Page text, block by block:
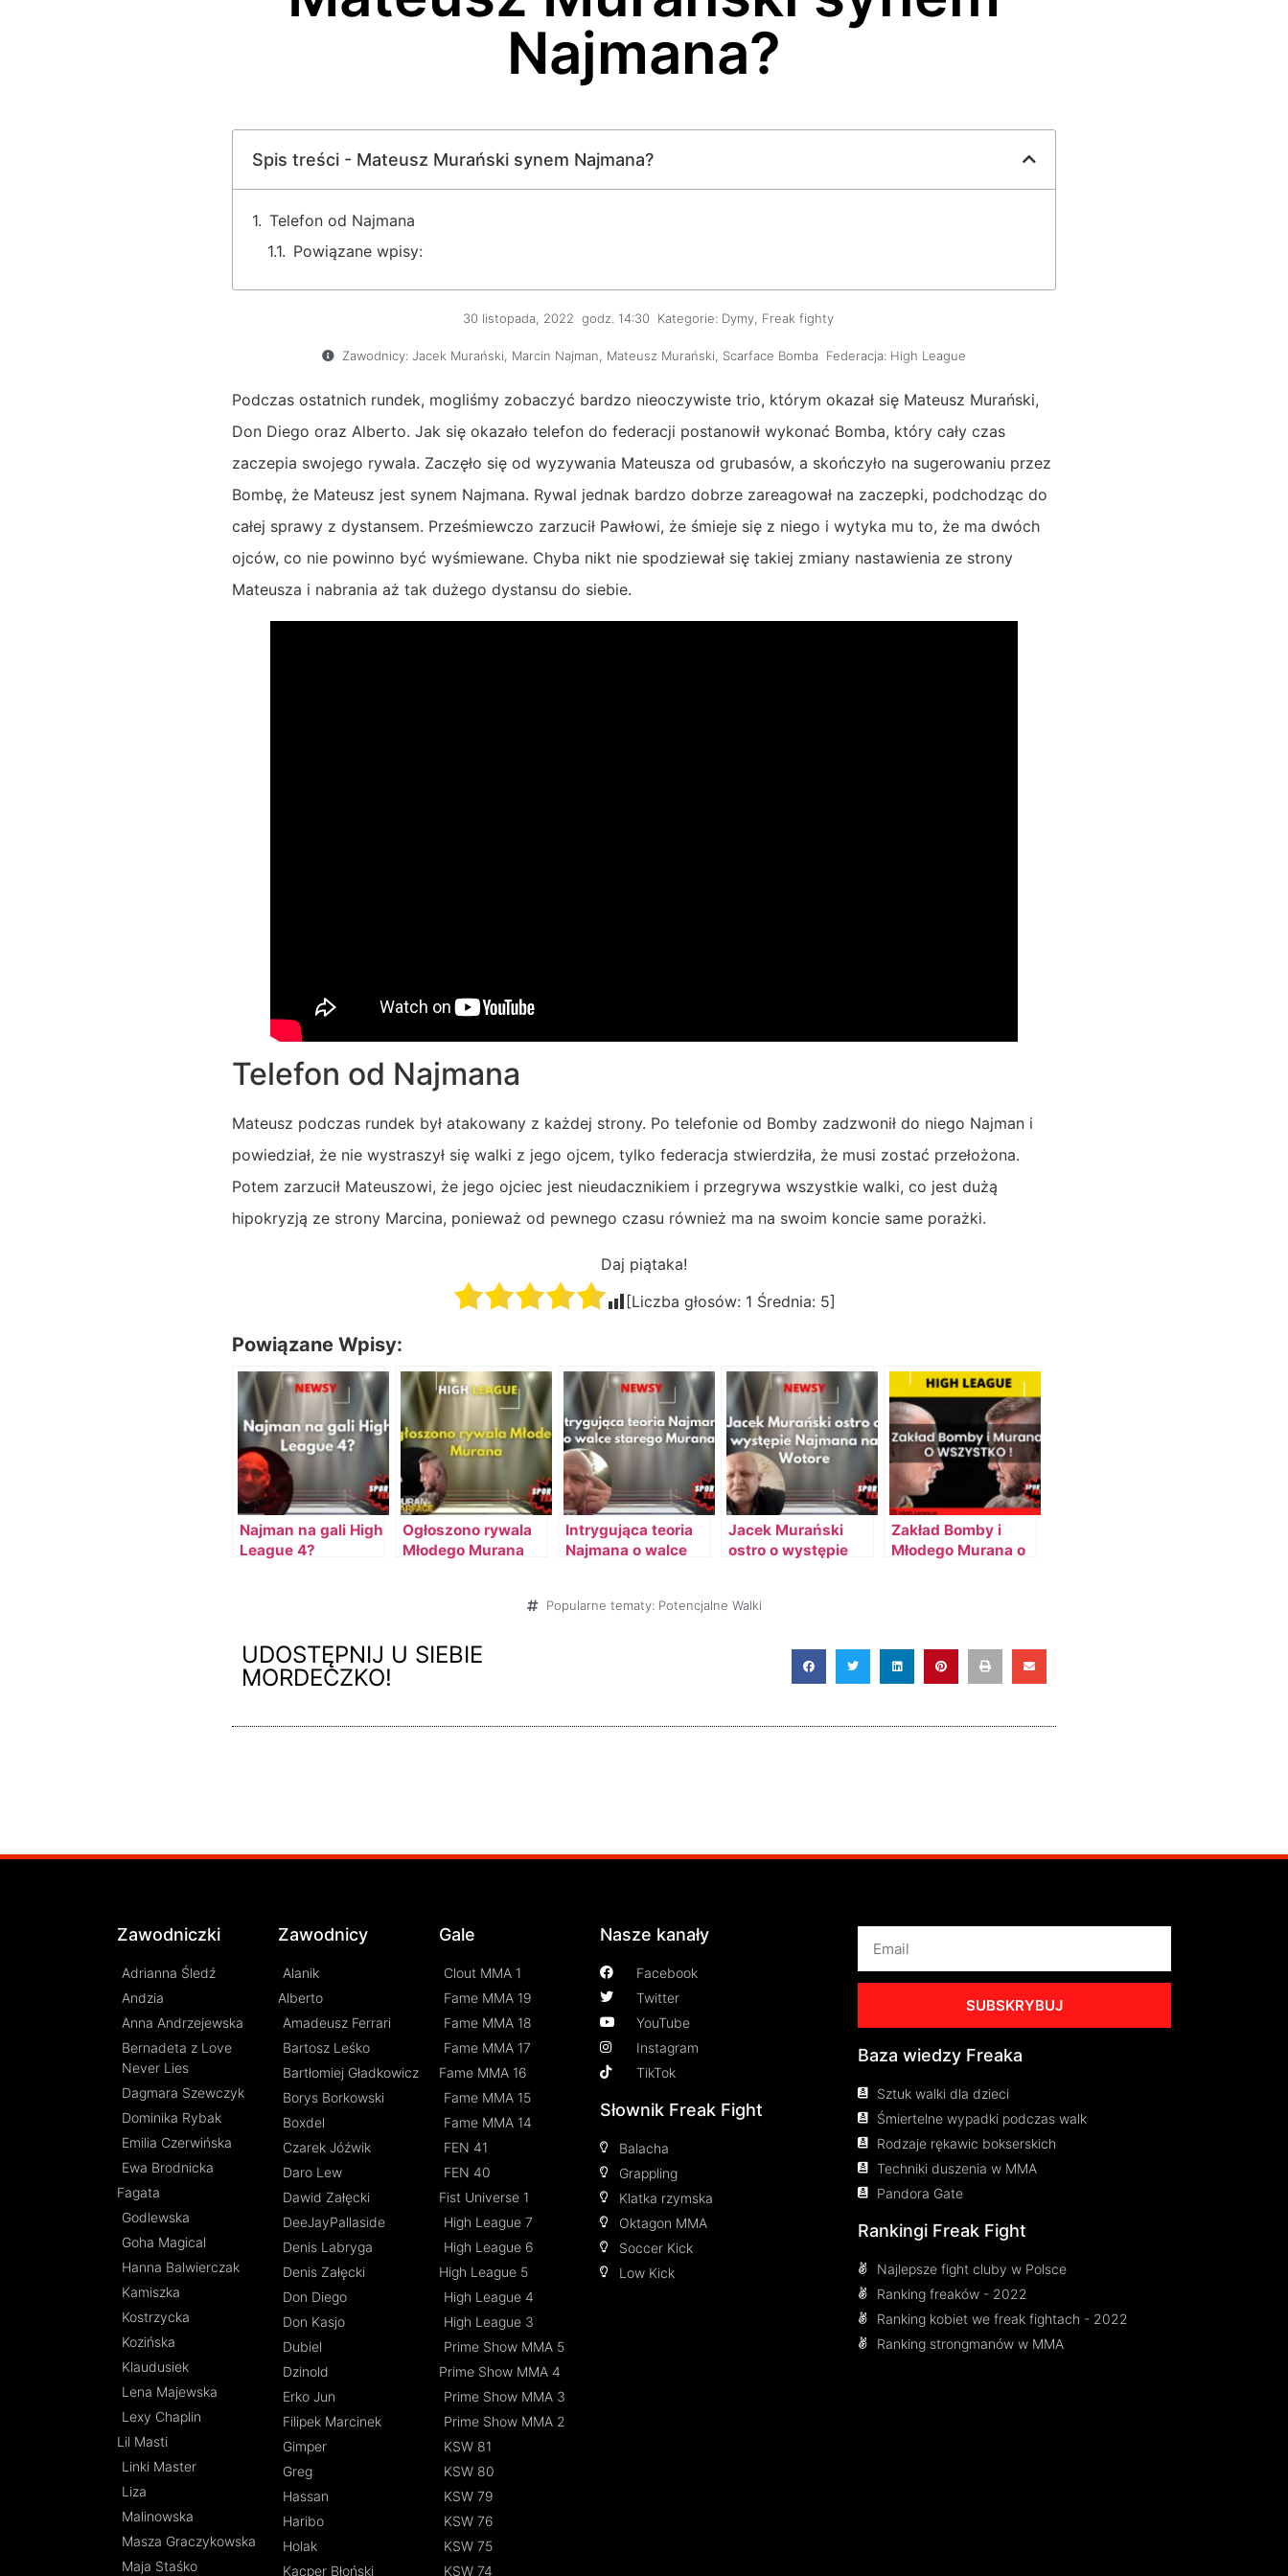
Najmana?
Spis treści - Mateusz Murański synem Najmana?
Telefon od Najmana
Powiązane wpisy:
30 listopada, 2022 godz. 14:30 Kategorie: Dymy, Freak fighty
Zawodnicy: Jacek Murański Marcin Najman Mateusz Murański Scarface Bomba Federacja: High League
Podczas ostatnich rundek, mogliśmy zobaczyć bardzo nieoczywiste trio, którym okazał się Mateusz Murański,
Don Diego oraz Alberto. Jak się okazało telefon do federacji postanowił wykonać Bomba, który cały czas
zaczepia swojego rywala. Zaczęło się od wyzywania Mateusza od grubasów, a skończyło na sugerowaniu przez
Bombę, że Mateusz jest synem Najmana. Rywal jednak bardzo dobrze zareagował na zaczepki, podchodząc do
całej sprawy z dystansem. Prześmiewczo zarzucił Pawłowi, że śmieje się z niego i wytyka mu to, że ma dwóch
ojców, co nie powinno być wyśmiewane. Chyba nikt nie spodziewał się takiej zmiany nastawienia ze strony
Mateusza i nabrania aż tak dużego dystansu do siebie.
Telefon od Najmana
Mateusz podczas rundek był atakowany z każdej strony. Po telefonie od Bomby zadzwonił do niego Najman i
powiedział, że nie wystraszył się walki z jego ojcem, tylko federacja stwierdziła, że musi zostać przełożona.
Potem zarzucił Mateuszowi, że jego ojciec jest nieudacznikiem i przegrywa wszystkie walki, co jest dużą
hipokryzją ze strony Marcina, ponieważ od pewnego czasu również ma na swoim koncie same porażki.
Daj piątaka!
[Liczba głosów: 1 Średnia: 5]
Powiązane Wpisy:
Najman na gali High
League 4?
Ogłoszono rywala
Młodego Murana
Intrygująca teoria
Najmana o walce
Jacek Murański
ostro o występie
Zakład Bomby i
Młodego Murana o
Popularne tematy: Potencjalne Walki
UDOSTĘPNIJ U SIEBIE
MORDECZKO!
Zawodniczki
Adrianna Śledź
Andzia
Anna Andrzejewska
Bernadeta z Love
Never Lies
Dagmara Szewczyk
Dominika Rybak
Emilia Czerwińska
Ewa Brodnicka
Fagata
Godlewska
Goha Magical
Hanna Balwierczak
Kamiszka
Kostrzycka
Kozińska
Klaudusiek
Lena Majewska
Lexy Chaplin
Lil Masti
Linki Master
Liza
Malinowska
Masza Graczykowska
Maja Staśko
Zawodnicy
Alanik
Alberto
Amadeusz Ferrari
Bartosz Leśko
Bartłomiej Gładkowicz
Borys Borkowski
Boxdel
Czarek Jóźwik
Daro Lew
Dawid Załęcki
DeeJayPallaside
Denis Labryga
Denis Załęcki
Don Diego
Don Kasjo
Dubiel
Dzinold
Erko Jun
Filipek Marcinek
Gimper
Greg
Hassan
Haribo
Holak
Kacper Błoński
Gale
Clout MMA 1
Fame MMA 19
Fame MMA 18
Fame MMA 17
Fame MMA 16
Fame MMA 15
Fame MMA 14
FEN 41
FEN 40
Fist Universe 1
High League 7
High League 6
High League 5
High League 4
High League 3
Prime Show MMA 5
Prime Show MMA 4
Prime Show MMA 3
Prime Show MMA 2
KSW 81
KSW 80
KSW 79
KSW 76
KSW 75
KSW 74
Nasze kanały
Facebook
Twitter
YouTube
Instagram
TikTok
Słownik Freak Fight
Balacha
Grappling
Klatka rzymska
Oktagon MMA
Soccer Kick
Low Kick
SUBSKRYBUJ
Baza wiedzy Freaka
Sztuk walki dla dzieci
Śmiertelne wypadki podczas walk
Rodzaje rękawic bokserskich
Techniki duszenia w MMA
Pandora Gate
Rankingi Freak Fight
Najlepsze fight cluby w Polsce
Ranking freaków - 2022
Ranking kobiet we freak fightach - 2022
Ranking strongmanów w MMA